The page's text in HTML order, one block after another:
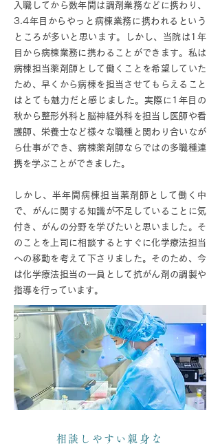
入職してから数年間は調剤業務などに携わり、
3.4年目からやっと病棟業務に携われるという
ところが多いと思います。しかし、当院は1年
目から病棟業務に携わることができます。私は
病棟担当薬剤師として働くことを希望していた
ため、早くから病棟を担当させてもらえること
はとても魅力だと感じました。実際に1年目の
秋から整形外科と脳神経外科を担当し医師や看
護師、栄養士など様々な職種と関わり合いなが
ら仕事ができ、病棟薬剤師ならではの多職種連
携を学ぶことができました。
しかし、半年間病棟担当薬剤師として働く中
で、がんに関する知識が不足していることに気
付き、がんの分野を学びたいと思いました。そ
のことを上司に相談するとすぐに化学療法担当
への移動を考えて下さりました。そのため、今
は化学療法担当の一員として抗がん剤の調製や
指導を行っています。
相談しやすい親身な